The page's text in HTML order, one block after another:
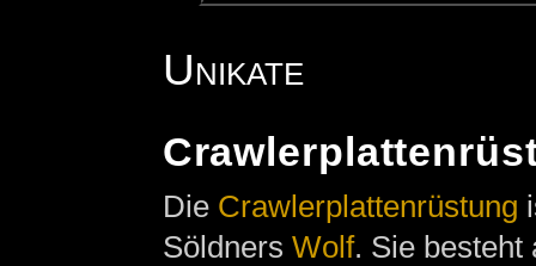
Unikate
Die Crawlerplattenrüstung
Söldners Wolf. Sie besteht